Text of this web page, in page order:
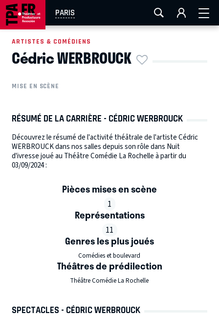
PARIS
AIX-MARSEILLE LA ROCHELLE
EN TOURNÉE
ARTISTES & COMÉDIENS
Cédric WERBROUCK
MISE EN SCÈNE
RÉSUMÉ DE LA CARRIÈRE - CÉDRIC WERBROUCK
Découvrez le résumé de l'activité théâtrale de l'artiste Cédric
WERBROUCK dans nos salles depuis son rôle dans Nuit
d'ivresse joué au Théâtre Comédie La Rochelle à partir du
03/09/2024 :
Pièces mises en scène
1
Représentations
11
Genres les plus joués
Comédies et boulevard
Théâtres de prédilection
Théâtre Comédie La Rochelle
SPECTACLES - CÉDRIC WERBROUCK